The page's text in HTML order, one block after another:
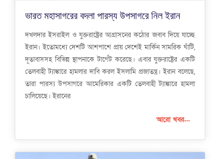
ভারত মহাসাগরের বদলা পারস্য উপসাগরে নিল ইরান
দখলদার ইসরাইল ও যুক্তরাষ্ট্রের আগ্রাসনের কঠোর জবাব দিয়ে যাচ্ছে
ইরান। ইতোমধ্যে দেশটি আশপাশে প্রায় দেশেই মার্কিন সামরিক ঘাঁটি,
দূতাবাসসহ বিভিন্ন স্থাপনাকে টার্গেট করেছে। এবার যুক্তরাষ্ট্রের একটি
তেলবাহী ট্যাঙ্কারে হামলার দাবি করল ইসলামি প্রজাতন্ত্র। ইরান বলেছে,
তারা পারস্য উপসাগরে আমেরিকার একটি তেলবাহী ট্যাঙ্কারে হামলা
চালিয়েছে। ইরানের
আরো খবর...